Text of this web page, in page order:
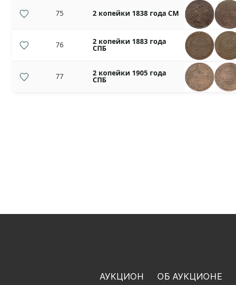
75 2 копейки 1838 года СМ
76 2 копейки 1883 года
СПБ
77 2 копейки 1905 года
СПБ
АУКЦИОН ОБ АУКЦИОНЕ